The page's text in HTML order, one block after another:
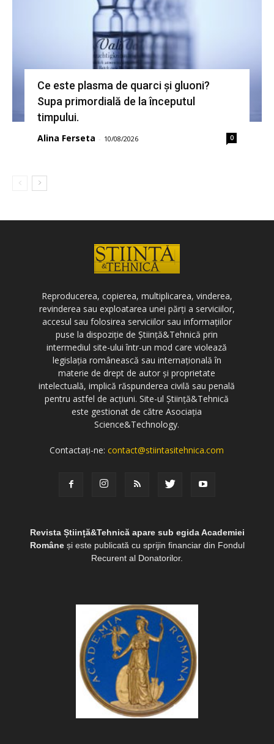
Ce este plasma de quarci și gluoni?
Supa primordială de la începutul
timpului.
Alina Ferseta - 10/08/2026 0
Reproducerea, copierea, multiplicarea, vinderea,
revinderea sau exploatarea unei părți a serviciilor,
accesul sau folosirea serviciilor sau informațiilor
puse la dispoziție de Știință&Tehnică prin
intermediul site-ului într-un mod care violează
legislația românească sau internațională în
materie de drept de autor și proprietate
intelectuală, implică răspunderea civilă sau penală
pentru astfel de acțiuni. Site-ul Știință&Tehnică
este gestionat de către Asociația
Science&Technology.
Contactați-ne:contact@stiintasitehnica.com
Revista Știință&Tehnică apare sub egida Academiei
Româneși este publicată cu sprijin financiar din Fondul
Recurent al Donatorilor.